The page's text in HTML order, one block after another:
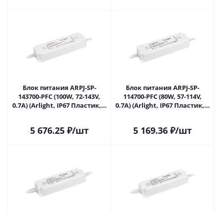
Блок питания ARPJ-SP-
143700-PFC (100W, 72-143V,
0.7A) (Arlight, IP67 Пластик, 5
5 676.25₽/шт
Блок питания ARPJ-SP-
114700-PFC (80W, 57-114V,
0.7A) (Arlight, IP67 Пластик, 5
5 169.36₽/шт